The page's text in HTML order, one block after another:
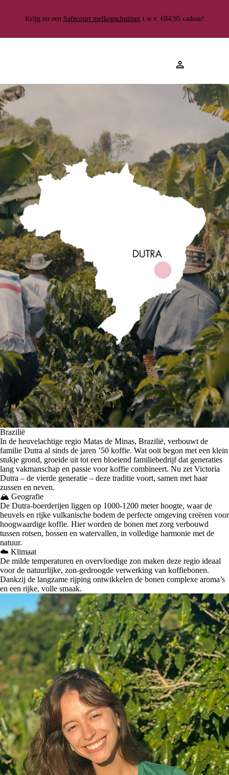
verzending
voor
★★★★★
Krijg nu een Safecourt melkopschuimert.w.v. €84,95 cadeau!
Brazilië
In de heuvelachtige regio Matas de Minas, Brazilië, verbouwt de
familie Dutra al sinds de jaren ’50 koffie. Wat ooit begon met een klein
stukje grond, groeide uit tot een bloeiend familiebedrijf dat generaties
lang vakmanschap en passie voor koffie combineert. Nu zet Victoria
Dutra – de vierde generatie – deze traditie voort, samen met haar
zussen en neven.
🏔️ Geografie
De Dutra-boerderijen liggen op 1000-1200 meter hoogte, waar de
heuvels en rijke vulkanische bodem de perfecte omgeving creëren voor
hoogwaardige koffie. Hier worden de bonen met zorg verbouwd
tussen rotsen, bossen en watervallen, in volledige harmonie met de
natuur.
☁️ Klimaat
De milde temperaturen en overvloedige zon maken deze regio ideaal
voor de natuurlijke, zon-gedroogde verwerking van koffiebonen.
Dankzij de langzame rijping ontwikkelen de bonen complexe aroma’s
en een rijke, volle smaak.